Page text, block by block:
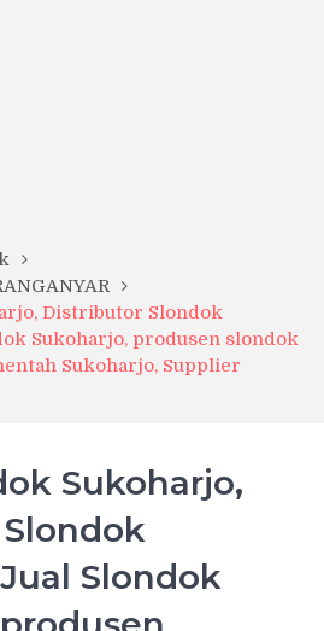
Distributor Slondok
Sukoharjo, produsen slondok
Sukoharjo, Supplier
Sukoharjo,
Slondok